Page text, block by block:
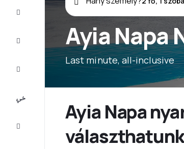
2026/27
Ayia Napa
Last minute, all-inclusive
Ayia Napa
választhatunk